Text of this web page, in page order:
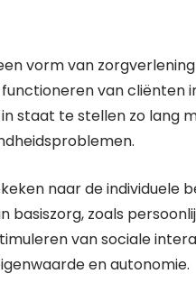
vorm van
van cliënten
staat te stellen zo lang
naar de individuele
zoals
van sociale
en autonomie.